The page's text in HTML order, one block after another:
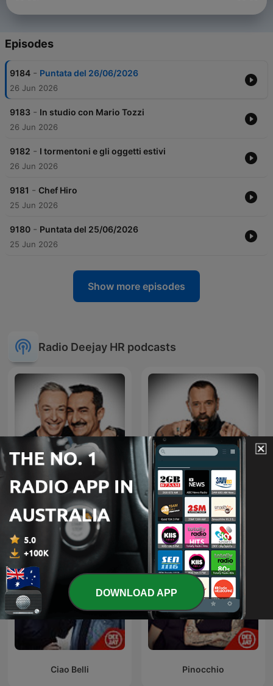
Episodes
9184 - Puntata del 26/06/2026
26 Jun 2026
9183 - In studio con Mario Tozzi
26 Jun 2026
9182 - I tormentoni e gli oggetti estivi
26 Jun 2026
9181 - Chef Hiro
25 Jun 2026
9180 - Puntata del 25/06/2026
25 Jun 2026
Show more episodes
Radio Deejay HR podcasts
Deejay Chiama Italia Il Volo del Mattino
Ciao Belli Pinocchio
DOWNLOAD APP